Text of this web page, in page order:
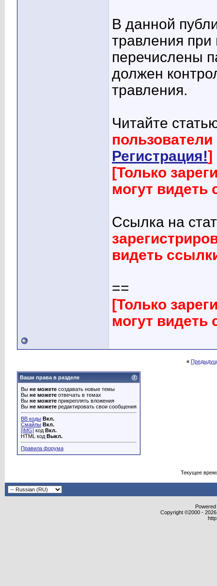
В данной
травления при
перечислены
должен
травления.
Читайте
Регистрация!]
[Только
могут
Ссылка на
видеть
==
[Только
могут
«
Ваши права в разделе
Вы не можете создавать новые темы
Вы не можете отвечать в темах
Вы не можете прикреплять вложения
Вы не можете редактировать свои сообщения
BB коды Вкл.
Смайлы Вкл.
[IMG] код Вкл.
HTML код Выкл.
Правила форума
Текущее
Copyright ©2000 -